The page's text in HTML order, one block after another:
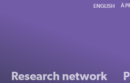
Research network
ENGLISH À